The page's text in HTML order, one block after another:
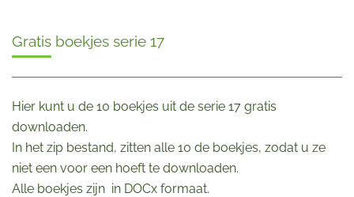
Gratis boekjes serie 17
Hier kunt u de 10 boekjes uit de serie 17 gratis
downloaden.
In het zip bestand, zitten alle 10 de boekjes, zodat u ze
niet een voor een hoeft te downloaden.
Alle boekjes zijn in DOCx formaat.